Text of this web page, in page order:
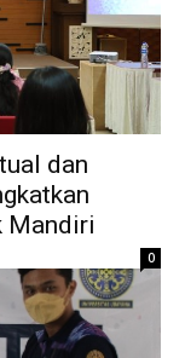
dan
Mandiri
0